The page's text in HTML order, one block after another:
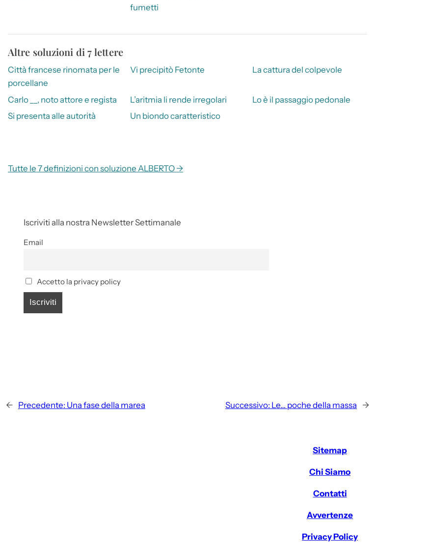
fumetti
Altre soluzioni di 7 lettere
Città francese rinomata per le
porcellane
Vi precipitò Fetonte La cattura del colpevole
Carlo __, noto attore e regista L’aritmia li rende irregolari
Lo è il passaggio pedonale
Si presenta alle autorità
Un biondo caratteristico
Tutte le 7 definizioni con soluzione ALBERTO →
Iscriviti alla nostra Newsletter Settimanale
Email
Accetto la privacy policy
← Precedente: Una fase della marea Successivo: Le… poche della massa →
Sitemap
Chi Siamo
Contatti
Avvertenze
Privacy Policy